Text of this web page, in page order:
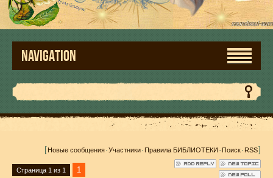
NAVIGATION
[Новые сообщения·Участники·Правила БИБЛИОТЕКИ·Поиск·RSS]
Страница 1 из 1 1